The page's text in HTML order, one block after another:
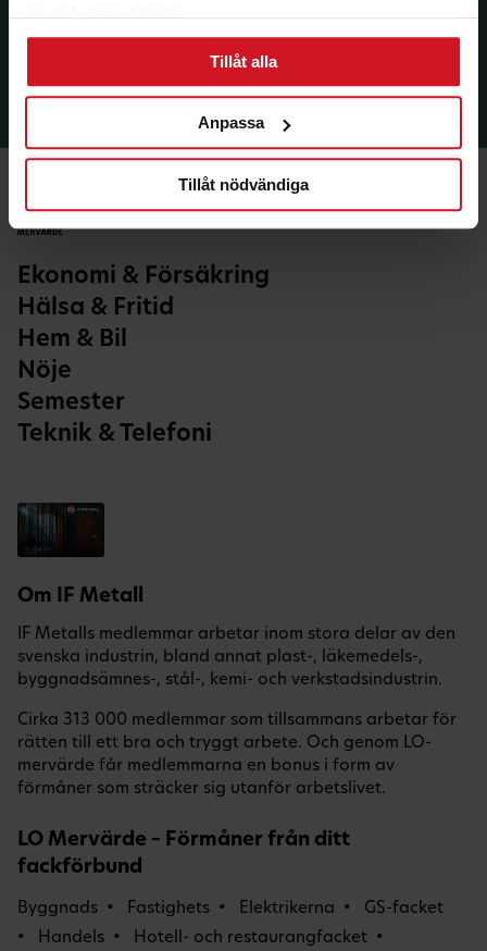
Tillåt alla
Anpassa
Tillåt nödvändiga
Ekonomi & Försäkring
Hälsa & Fritid
Hem & Bil
Nöje
Semester
Teknik & Telefoni
Om IF Metall
IF Metalls medlemmar arbetar inom stora delar av den
svenska industrin, bland annat plast-, läkemedels-,
byggnadsämnes-, stål-, kemi- och verkstadsindustrin.
Cirka 313 000 medlemmar som tillsammans arbetar för
rätten till ett bra och tryggt arbete. Och genom LO-
mervärde får medlemmarna en bonus i form av
förmåner som sträcker sig utanför arbetslivet.
LO Mervärde – Förmåner från ditt
fackförbund
Byggnads Fastighets Elektrikerna
GS-facket
Handels
Hotell- och restaurangfacket